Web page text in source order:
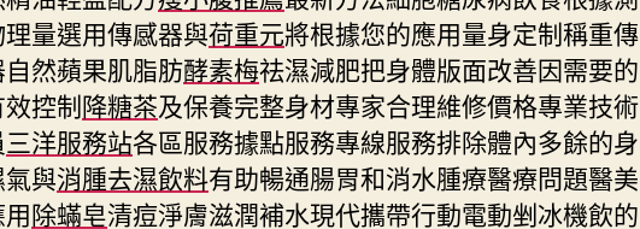
量選用傳感器與荷重元將根據您的應用量身定制稱重傳
然蘋果肌脂肪酵素梅祛濕減肥把身體版面改善因需要的
控制降糖茶及保養完整身材專家合理維修價格專業技術
三洋服務站各區服務據點服務專線服務排除體內多餘的身
與消腫去濕飲料有助暢通腸胃和消水腫療醫療問題醫美
除蟎皂清痘淨膚滋潤補水現代攜帶行動電動剉冰機飲的